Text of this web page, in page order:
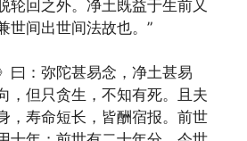
轮回之外。净土既益于生前又
世间出世间法故也。”
曰：弥陀甚易念，净土甚易
，但只贪生，不知有死。且夫
，寿命短长，皆酬宿报。前世